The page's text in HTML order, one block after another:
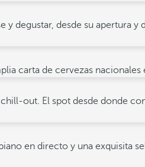
degustar, desde su apertura
carta de cervezas nacionales
out. El spot desde donde
en directo y una exquisita